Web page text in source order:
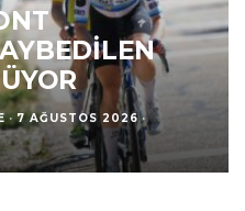
· 7 AĞUSTOS 2026 ·